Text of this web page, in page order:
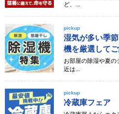
ど、...
pickup
湿気が多い季
機を厳選して
お部屋の除湿や夏
近は...
pickup
冷蔵庫フェア